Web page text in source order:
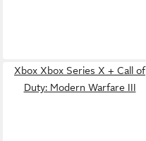
Xbox Xbox Series X + Call of
Duty: Modern Warfare III